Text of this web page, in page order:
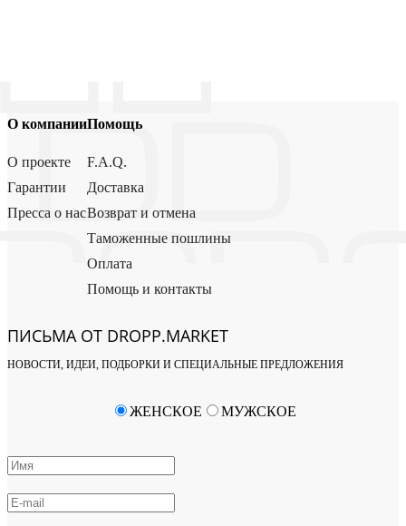
О компании
О проекте
Гарантии
Пресса о нас
Помощь
F.A.Q.
Доставка
Возврат и отмена
Таможенные пошлины
Оплата
Помощь и контакты
ПИСЬМА ОТ DROPP.MARKET
НОВОСТИ, ИДЕИ, ПОДБОРКИ И СПЕЦИАЛЬНЫЕ ПРЕДЛОЖЕНИЯ
ЖЕНСКОЕ МУЖСКОЕ